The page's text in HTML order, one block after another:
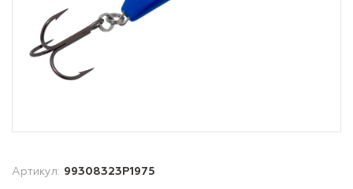
Артикул: 99308323P1975